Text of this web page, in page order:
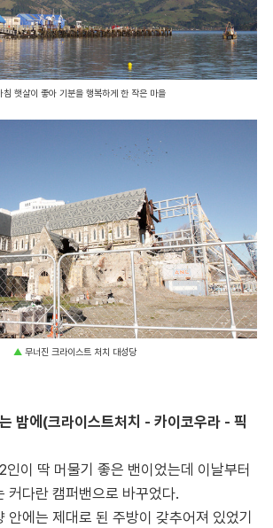
침 햇살이 좋아 기분을 행복하게 한 작은 마을
▲ 무너진 크라이스트 처치 대성당
밤에(크라이스트처치 - 카이코우라 - 픽
인이 딱 머물기 좋은 밴이었는데 이날부터
커다란 캠퍼밴으로 바꾸었다.
안에는 제대로 된 주방이 갖추어져 있었기